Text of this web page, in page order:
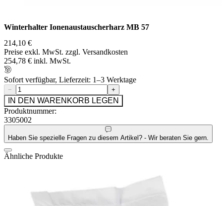
Winterhalter Ionenaustauscherharz MB 57
214,10 €
Preise exkl. MwSt. zzgl. Versandkosten
254,78 € inkl. MwSt.
Sofort verfügbar, Lieferzeit: 1–3 Werktage
− +
IN DEN WARENKORB LEGEN
Produktnummer:
3305002
Haben Sie spezielle Fragen zu diesem Artikel? - Wir beraten Sie gern.
Ähnliche Produkte